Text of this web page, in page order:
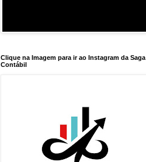
Clique na Imagem para ir ao Instagram da Saga
Contábil